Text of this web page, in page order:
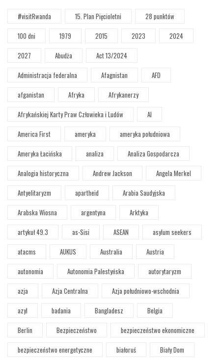
#visitRwanda 15. Plan Pięcioletni
28 punktów
100 dni
1979 2015 2023
2024
2027
Abudża
Act 13/2024
Administracja federalna
Afagnistan
AFD
afganistan
Afryka
Afrykanerzy
Afrykańskiej Karty Praw Człowieka i Ludów
AI
America First
ameryka
ameryka południowa
Ameryka Łacińska
analiza
Analiza Gospodarcza
Analogia historyczna
Andrew Jackson
Angela Merkel
Antyelitaryzm
apartheid
Arabia Saudyjska
Arabska Wiosna
argentyna
Arktyka
artykuł 49.3
as-Sisi ASEAN
asylum seekers
atacms
AUKUS Australia
Austria
autonomia
Autonomia Palestyńska
autorytaryzm
azja
Azja Centralna
Azja południowo-wschodnia
azyl
badania Bangladesz
Belgia
Berlin
Bezpieczeństwo
bezpieczeństwo ekonomiczne
bezpieczeństwo energetyczne
białoruś
Biały Dom